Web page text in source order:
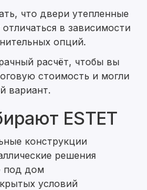
что двери утепленные
в зависимости
опций.
расчёт, чтобы вы
стоимость и могли
вариант.
ESTET
конструкции
решения
под дом
условий